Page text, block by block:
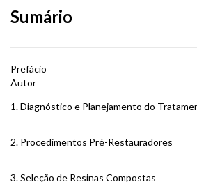
Sumário
Prefácio
Autor
1. Diagnóstico e Planejamento do
2. Procedimentos Pré-Restauradores
3. Seleção de Resinas Compostas